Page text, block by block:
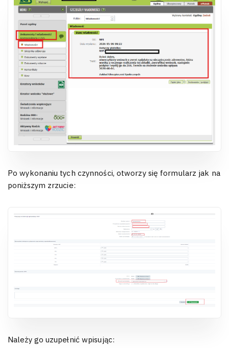
Po wykonaniu tych czynności, otworzy się formularz jak na
poniższym zrzucie:
Należy go uzupełnić wpisując: